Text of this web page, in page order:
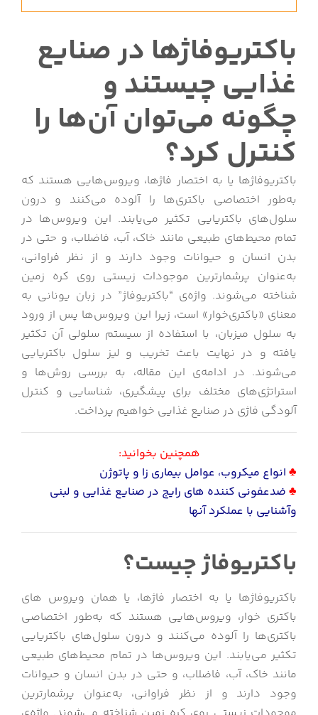
باکتریوفاژها در صنایع
غذایی چیستند و
چگونه می‌توان آن‌ها را
کنترل کرد؟
باکتریوفاژها یا به اختصار فاژها، ویروس‌هایی هستند که
به‌طور اختصاصی باکتری‌ها را آلوده می‌کنند و درون
سلول‌های باکتریایی تکثیر می‌یابند. این ویروس‌ها در
تمام محیط‌های طبیعی مانند خاک، آب، فاضلاب، و حتی در
بدن انسان و حیوانات وجود دارند و از نظر فراوانی،
به‌عنوان پرشمارترین موجودات زیستی روی کره زمین
شناخته می‌شوند. واژه‌ی “باکتریوفاژ” در زبان یونانی به
معنای «باکتری‌خوار» است، زیرا این ویروس‌ها پس از ورود
به سلول میزبان، با استفاده از سیستم سلولی آن تکثیر
یافته و در نهایت باعث تخریب و لیز سلول باکتریایی
می‌شوند. در ادامه‌ی این مقاله، به بررسی روش‌ها و
استراتژی‌های مختلف برای پیشگیری، شناسایی و کنترل
آلودگی فاژی در صنایع غذایی خواهیم پرداخت.
همچنین بخوانید:
♣ انواع میکروب، عوامل بیماری زا و پاتوژن
♣ ضدعفونی کننده های رایج در صنایع غذایی و لبنی
وآشنایی با عملکرد آنها
باکتریوفاژ چیست؟
باکتریوفاژها یا به اختصار فاژها، یا همان ویروس های
باکتری خوار، ویروس‌هایی هستند که به‌طور اختصاصی
باکتری‌ها را آلوده می‌کنند و درون سلول‌های باکتریایی
تکثیر می‌یابند. این ویروس‌ها در تمام محیط‌های طبیعی
مانند خاک، آب، فاضلاب، و حتی در بدن انسان و حیوانات
وجود دارند و از نظر فراوانی، به‌عنوان پرشمارترین